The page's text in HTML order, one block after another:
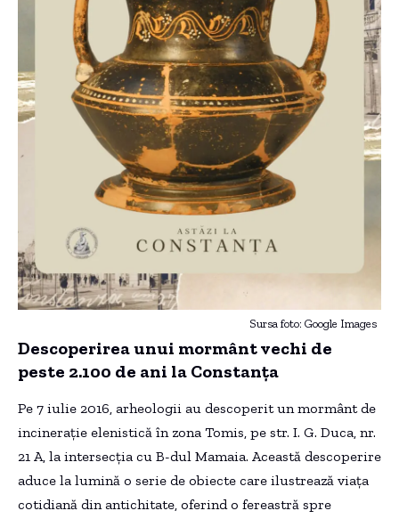
Sursa foto: Google Images
Descoperirea unui mormânt vechi de
peste 2.100 de ani la Constanța
Pe 7 iulie 2016, arheologii au descoperit un mormânt de
incinerație elenistică în zona Tomis, pe str. I. G. Duca, nr.
21 A, la intersecția cu B-dul Mamaia. Această descoperire
aduce la lumină o serie de obiecte care ilustrează viața
cotidiană din antichitate, oferind o fereastră spre